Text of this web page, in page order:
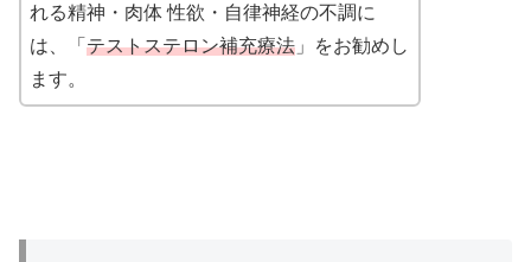
れる精神・肉体 性欲・自律神経の不調に
は、「 テストステロン補充療法 」をお勧めし
ます。